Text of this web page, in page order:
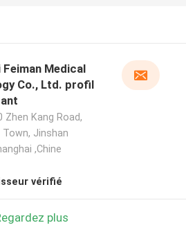
Feiman Medical
Co., Ltd. profil
Zhen Kang Road,
Town, Jinshan
,Chine
vérifié
plus